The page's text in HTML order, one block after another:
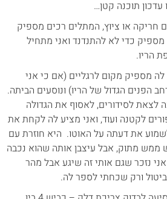
חריקה או ציוץ, המתלים רכים מספיק
כדי לא להתנדנד ואני מתחיל
הריו.
מספיק מקום לרגליים (אם כי אני
הפנים הגדול של הריו) ונוסעים הביתה.
לצאת לסידורים, לאסוף את הגדולה
לקטנה ועוד, ואני מציע לה לקחת את
לשמוע את דעתה על האוטו. היא חוזרת עם
ממש מתוק, אבל עיצבן אותה שהוא נכבה
נזכר שגם אותי זה שיגע אבל מהר
ורק שכחתי לספר לה.